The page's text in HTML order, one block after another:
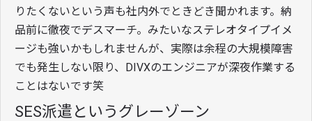
りたくないという声も社内外でときどき聞かれます。納
品前に徹夜でデスマーチ。みたいなステレオタイプイメ
ージも強いかもしれませんが、実際は余程の大規模障害
でも発生しない限り、DIVXのエンジニアが深夜作業する
ことはないです笑
SES派遣というグレーゾーン